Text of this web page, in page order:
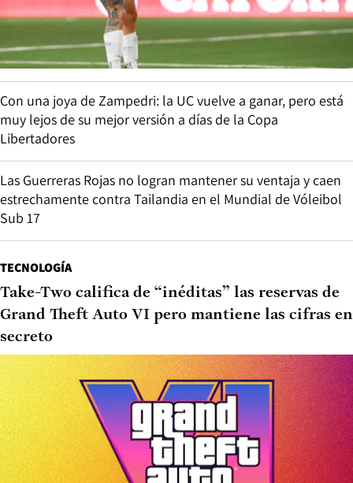
Con una joya de Zampedri: la UC vuelve a ganar, pero está
muy lejos de su mejor versión a días de la Copa
Libertadores
Las Guerreras Rojas no logran mantener su ventaja y caen
estrechamente contra Tailandia en el Mundial de Vóleibol
Sub 17
TECNOLOGÍA
Take-Two califica de “inéditas” las reservas de
Grand Theft Auto VI pero mantiene las cifras en
secreto